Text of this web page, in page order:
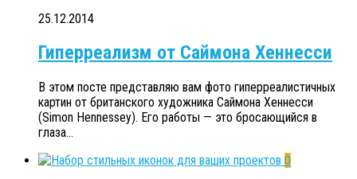
25.12.2014
Гиперреализм от Саймона Хеннесси
В этом посте представляю вам фото гиперреалистичных
картин от британского художника Саймона Хеннесси
(Simon Hennessey). Его работы — это бросающийся в
глаза...
0